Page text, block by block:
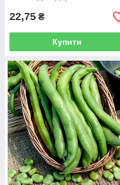
22,75 ₴
Купити